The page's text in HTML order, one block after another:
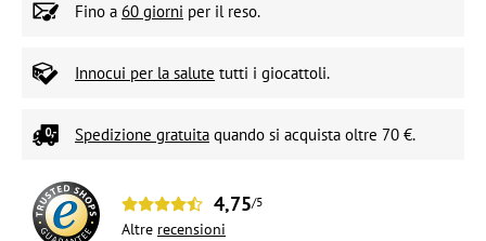
Fino a 60 giorni per il reso.
Innocui per la salute tutti i giocattoli.
Spedizione gratuita quando si acquista oltre 70 €.
4,75/5
Altre recensioni